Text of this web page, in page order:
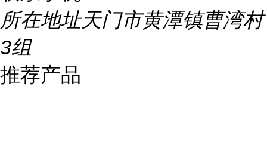
所在地址天门市黄潭镇曹湾村
3组
推荐产品